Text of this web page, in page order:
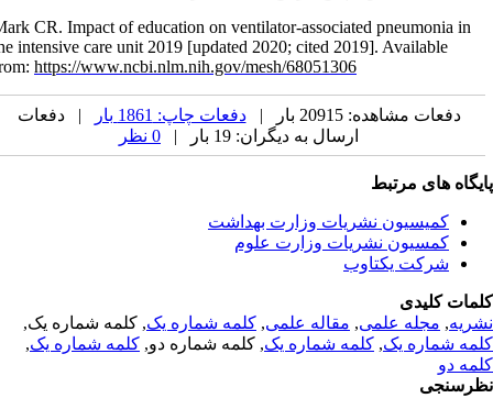
Mark CR. Impact of education on ventilator-associated pneumonia in
the intensive care unit 2019 [updated 2020; cited 2019]. Available
from:https://www.ncbi.nlm.nih.gov/mesh/68051306
دفعات مشاهده: 20915 بار | دفعات چاپ: 1861 بار
| دفعات
ارسال به دیگران: 19 بار |
های مرتبط
کمیسیون نشریات وزارت بهداشت
کمسیون نشریات وزارت علوم
شرکت یکتاوب
کلیدی
,مجله علمی, مقاله علمی, کلمه شماره یک, کلمه شماره یک,
شماره یک,کلمه شماره یک, کلمه شماره دو,کلمه شماره یک,
دو